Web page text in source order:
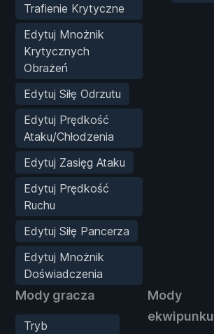
Trafienie Krytyczne
Edytuj Mnożnik
Krytycznych
Obrażeń
Edytuj Siłę Odrzutu
Edytuj Prędkość
Ataku/Chłodzenia
Edytuj Zasięg Ataku
Edytuj Prędkość
Ruchu
Edytuj Siłę Pancerza
Edytuj Mnożnik
Doświadczenia
Mody gracza
Tryb
Mody
ekwipunku